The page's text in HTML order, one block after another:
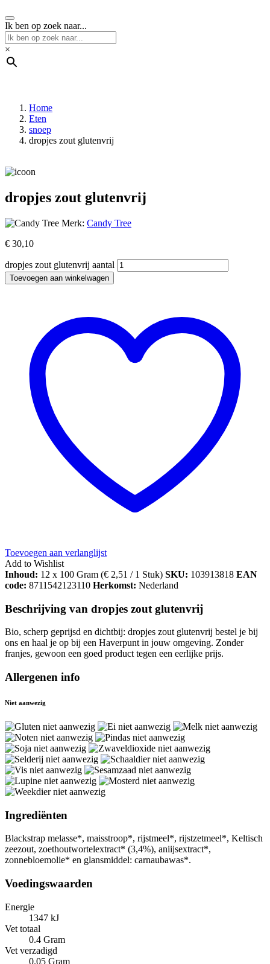
Ik ben op zoek naar...
×
Home
Eten
snoep
dropjes zout glutenvrij
dropjes zout glutenvrij
Merk: Candy Tree
€ 30,10
dropjes zout glutenvrij aantal
Toevoegen aan winkelwagen
Toevoegen aan verlanglijst
Add to Wishlist
Inhoud: 12 x 100 Gram (€ 2,51 / 1 Stuk) SKU: 103913818 EAN
code: 8711542123110 Herkomst: Nederland
Beschrijving van dropjes zout glutenvrij
Bio, scherp geprijsd en dichtbij: dropjes zout glutenvrij bestel je bij
ons en haal je op bij een Haverpunt in jouw omgeving. Zonder
franjes, gewoon een goed product tegen een eerlijke prijs.
Allergenen info
Niet aanwezig
Ingrediënten
Blackstrap melasse*, maisstroop*, rijstmeel*, rijstzetmeel*, Keltisch
zeezout, zoethoutwortelextract* (3,4%), aniijsextract*,
zonnebloemolie* en glansmiddel: carnaubawas*.
Voedingswaarden
Energie
1347 kJ
Vet totaal
0.4 Gram
Vet verzadigd
0.05 Gram